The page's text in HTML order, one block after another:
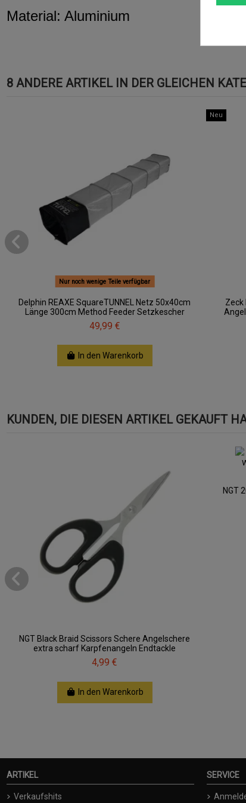
Material: Aluminium
8 ANDERE ARTIKEL IN DER GLEICHEN
Nur noch wenige Teile verfügbar
Delphin REAXE SquareTUNNEL Netz 50x40cm
Länge 300cm Method Feeder Setzkescher
49,99 €
In den Warenkorb
Neu
Zeck
KUNDEN, DIE DIESEN ARTIKEL GEKAUFT
NGT Black Braid Scissors Schere Angelschere
extra scharf Karpfenangeln Endtackle
4,99 €
In den Warenkorb
NGT
ARTIKEL
Verkaufshits
SERVICE